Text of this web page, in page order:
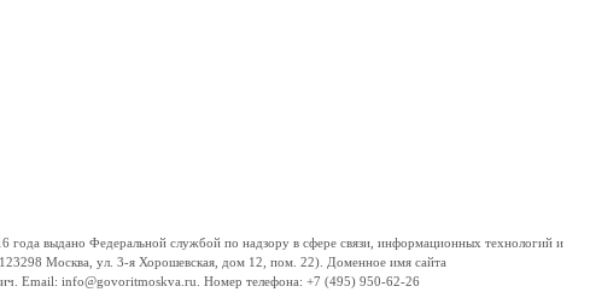
выдано Федеральной службой по надзору в сфере связи, информационных технологий и
Москва, ул. 3-я Хорошевская, дом 12, пом. 22). Доменное имя сайта
Email: info@govoritmoskva.ru. Номер телефона: +7 (495) 950-62-26